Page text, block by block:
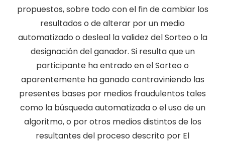
propuestos, sobre todo con el fin de cambiar los
resultados o de alterar por un medio
automatizado o desleal la validez del Sorteo o la
designación del ganador. Si resulta que un
participante ha entrado en el Sorteo o
aparentemente ha ganado contraviniendo las
presentes bases por medios fraudulentos tales
como la búsqueda automatizada o el uso de un
algoritmo, o por otros medios distintos de los
resultantes del proceso descrito por El